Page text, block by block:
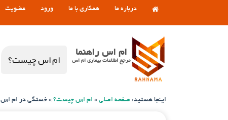
درباره ما همکاری با ما ورود عضویت
ام اس راهنما
مرجع اطلاعات بیماری ام اس ام اس چیست؟
اینجا هستید: صفحه اصلی » ام اس چیست؟ » خستگی در ام اس